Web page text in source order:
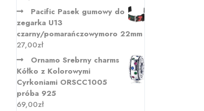
Pacific Pasek gumowy do
zegarka U13
czarny/pomarańczowymoro 22mm
27,00zł
Ornamo Srebrny charms
Kółko z Kolorowymi
Cyrkoniami ORSCC1005
próba 925
69,00zł